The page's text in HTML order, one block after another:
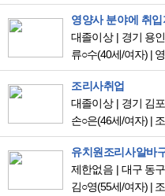
영양사 분야에 취
대졸이상
경기 용인
류○수(40세/여자) |
조리사취업
대졸이상
경기 김포
손○은(46세/여자) |
유치원조리사알바
제한없음
대구 동구
김○영(55세/여자) |